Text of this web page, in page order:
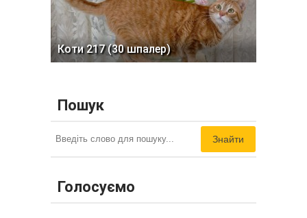
Коти 217 (30 шпалер)
Пошук
Знайти
Голосуємо